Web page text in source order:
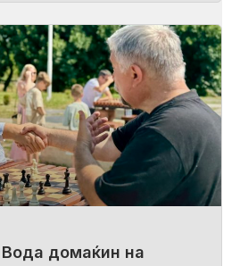
домаќин на